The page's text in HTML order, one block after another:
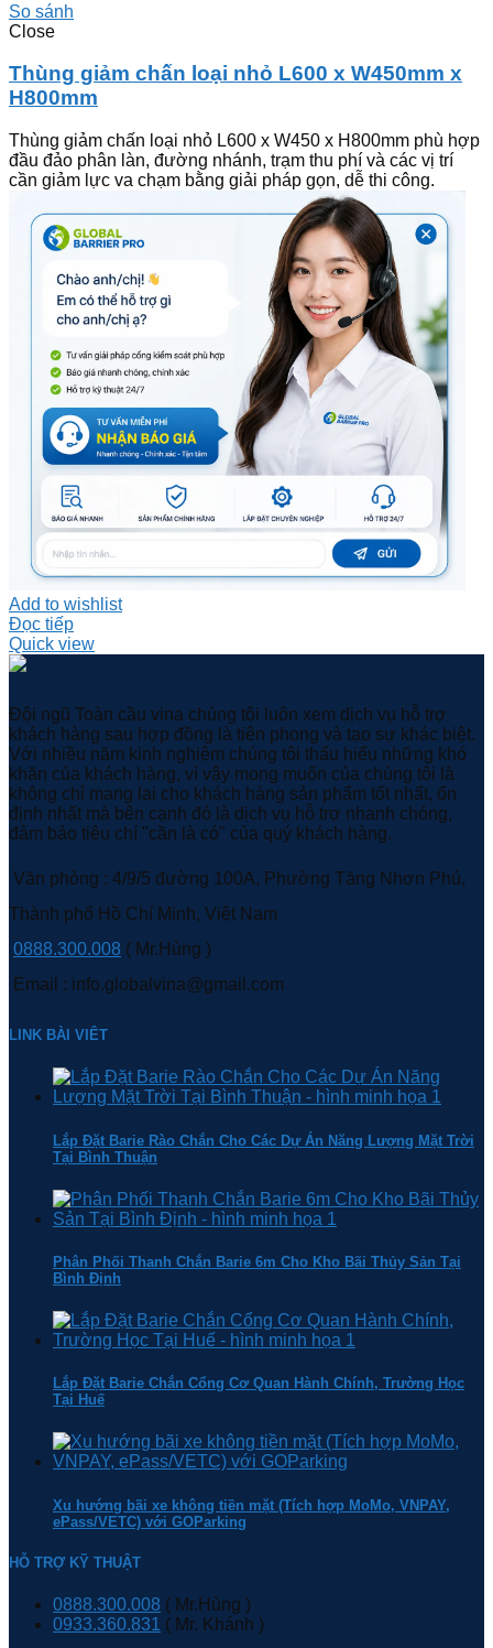
So sánh
Close
Thùng giảm chấn loại nhỏ L600 x W450mm x
H800mm
Thùng giảm chấn loại nhỏ L600 x W450 x H800mm phù hợp
đầu đảo phân làn, đường nhánh, trạm thu phí và các vị trí
cần giảm lực va chạm bằng giải pháp gọn, dễ thi công.
Add to wishlist
Đọc tiếp
Quick view
Đội ngũ Toàn cầu vina chúng tôi luôn xem dịch vụ hỗ trợ
khách hàng sau hợp đồng là tiên phong và tạo sự khác biệt.
Với nhiều năm kinh nghiệm chúng tôi thấu hiểu những khó
khăn của khách hàng, vì vậy mong muốn của chúng tôi là
không chỉ mang lại cho khách hàng sản phẩm tốt nhất, ổn
định nhất mà bên cạnh đó là dịch vụ hỗ trợ nhanh chóng,
đảm bảo tiêu chí "cần là có" của quý khách hàng.
Văn phòng : 4/9/5 đường 100A, Phường Tăng Nhơn Phú,
Thành phố Hồ Chí Minh, Việt Nam
0888.300.008 ( Mr.Hùng )
Email : info.globalvina@gmail.com
LINK BÀI VIÊT
Lắp Đặt Barie Rào Chắn Cho Các Dự Án Năng Lượng Mặt Trời
Tại Bình Thuận
Phân Phối Thanh Chắn Barie 6m Cho Kho Bãi Thủy Sản Tại
Bình Định
Lắp Đặt Barie Chắn Cổng Cơ Quan Hành Chính, Trường Học
Tại Huế
Xu hướng bãi xe không tiền mặt (Tích hợp MoMo, VNPAY,
ePass/VETC) với GOParking
HỖ TRỢ KỸ THUẬT
0888.300.008 ( Mr.Hùng )
0933.360.831 ( Mr. Khánh )